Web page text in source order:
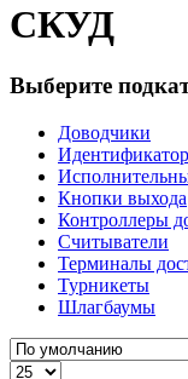
СКУД
Выберите
Доводчики
Кнопки выхода
Контроллеры
Считыватели
Терминалы
Турникеты
Шлагбаумы